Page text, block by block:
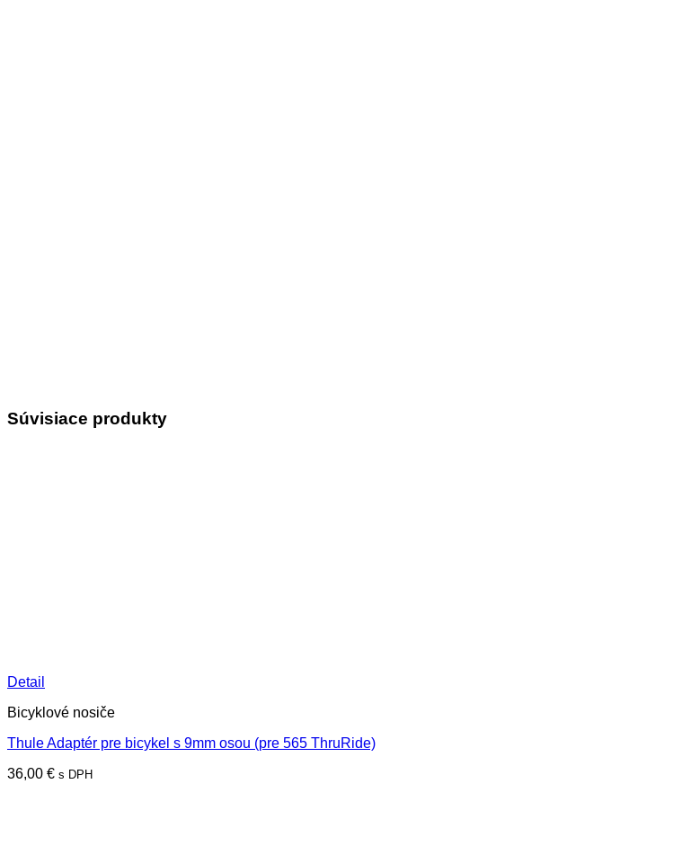
Súvisiace produkty
Detail
Bicyklové nosiče
Thule Adaptér pre bicykel s 9mm osou (pre 565 ThruRide)
36,00 € s DPH